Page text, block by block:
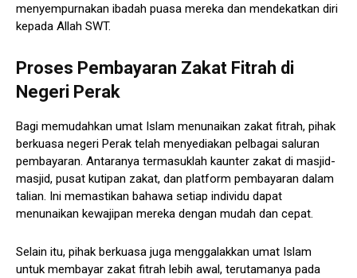
menyempurnakan ibadah puasa mereka dan mendekatkan diri
kepada Allah SWT.
Proses Pembayaran Zakat Fitrah di
Negeri Perak
Bagi memudahkan umat Islam menunaikan zakat fitrah, pihak
berkuasa negeri Perak telah menyediakan pelbagai saluran
pembayaran. Antaranya termasuklah kaunter zakat di masjid-
masjid, pusat kutipan zakat, dan platform pembayaran dalam
talian. Ini memastikan bahawa setiap individu dapat
menunaikan kewajipan mereka dengan mudah dan cepat.
Selain itu, pihak berkuasa juga menggalakkan umat Islam
untuk membayar zakat fitrah lebih awal, terutamanya pada